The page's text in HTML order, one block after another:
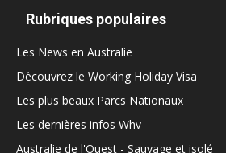
Rubriques populaires
Les News en Australie
Découvrez le Working Holiday Visa
Les plus beaux Parcs Nationaux
Les dernières infos Whv
Australie de l'Ouest - Sauvage et isolé